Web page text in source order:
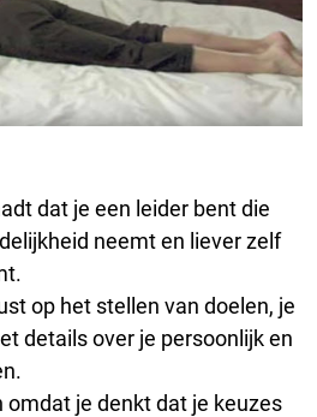
dat je een leider bent die
neemt en liever zelf
op het stellen van doelen, je
details over je persoonlijk en
omdat je denkt dat je keuzes